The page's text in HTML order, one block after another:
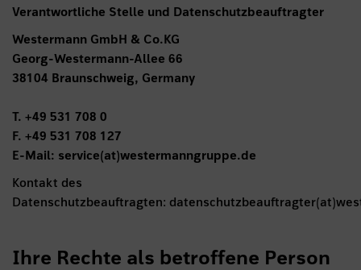
Verantwortliche Stelle und Datenschutzbeauftragter
Westermann GmbH & Co.KG
Georg-Westermann-Allee 66
38104 Braunschweig, Germany
T. +49 531 708 0
F. +49 531 708 127
E-Mail: service(at)westermanngruppe.de
Kontakt des
Datenschutzbeauftragten:
Ihre Rechte als betroffene Person